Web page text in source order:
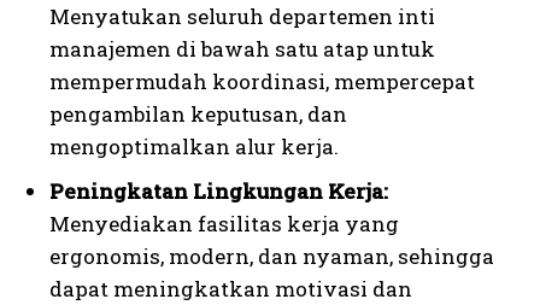
Menyatukan seluruh departemen inti
manajemen di bawah satu atap untuk
mempermudah koordinasi, mempercepat
pengambilan keputusan, dan
mengoptimalkan alur kerja.
Peningkatan Lingkungan Kerja:
Menyediakan fasilitas kerja yang
ergonomis, modern, dan nyaman, sehingga
dapat meningkatkan motivasi dan